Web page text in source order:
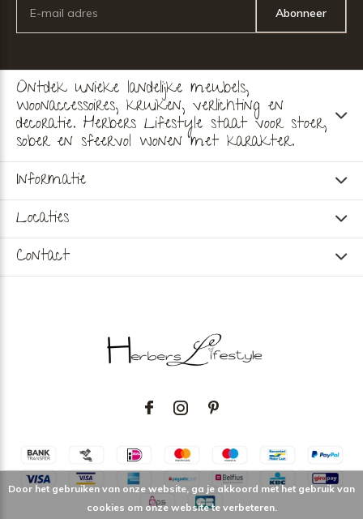
Abonneer
Ontdek unieke landelijke meubels,
woonaccessoires, kruiken, verlichting en
decoratie. Herbers Lifestyle staat voor stoer,
sober en sfeervol wonen met karakter.
Informatie
Locaties
Contact
Door het gebruiken van onze website, ga je akkoord met het gebruik van
cookies om onze website te verbeteren.